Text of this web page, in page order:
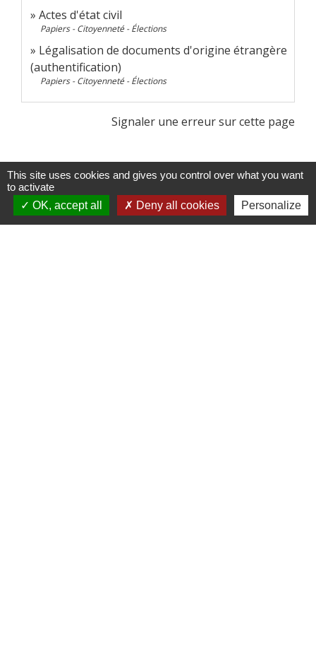
Actes d'état civil
Papiers - Citoyenneté - Élections
Légalisation de documents d'origine étrangère
(authentification)
Papiers - Citoyenneté - Élections
Signaler une erreur sur cette page
Contacts
This site uses cookies and gives you control over what you want
to activate
OK, accept all
Deny all cookies Personalize